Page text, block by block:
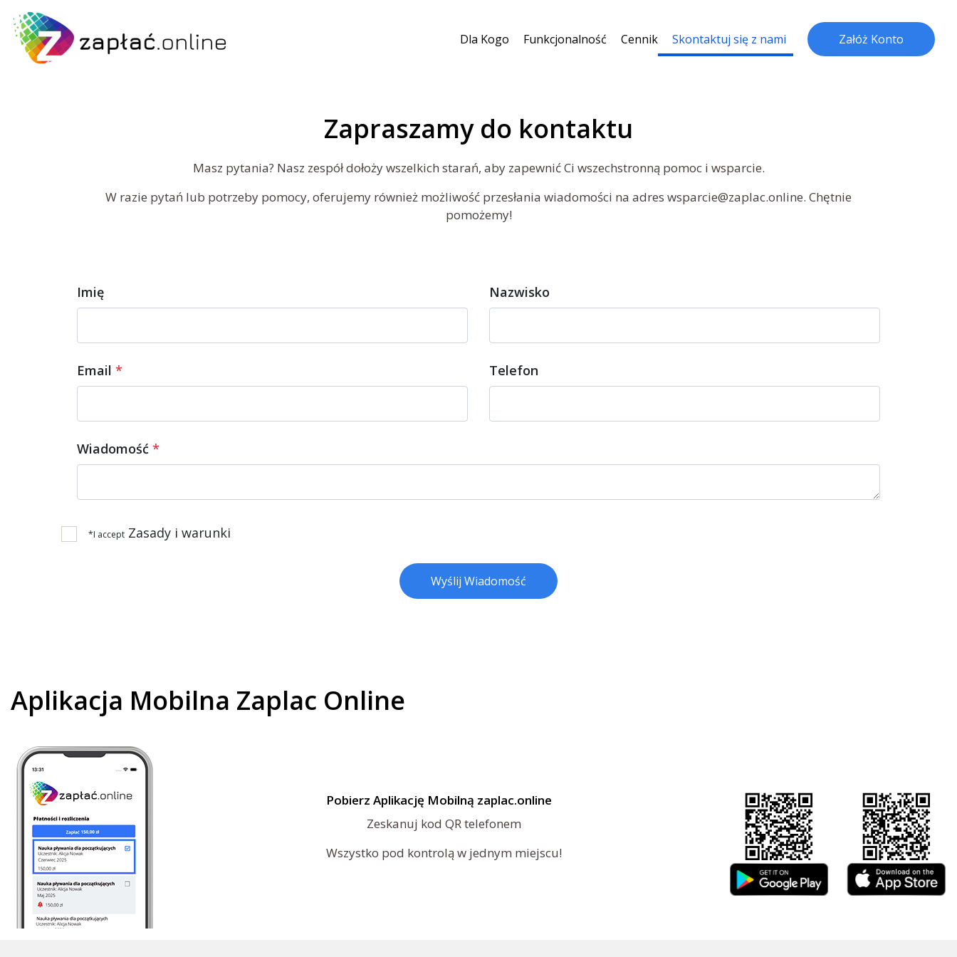
Dla Kogo Funkcjonalność Cennik Skontaktuj się z nami Załóż Konto
Zapraszamy do kontaktu
Masz pytania? Nasz zespół dołoży wszelkich starań, aby zapewnić Ci wszechstronną pomoc i wsparcie.
W razie pytań lub potrzeby pomocy, oferujemy również możliwość przesłania wiadomości na adres wsparcie@zaplac.online. Chętnie
pomożemy!
Imię Nazwisko
Email * Telefon
Wiadomość *
*I acceptZasady i warunki
Wyślij Wiadomość
Aplikacja Mobilna Zaplac Online
Pobierz Aplikację Mobilną zaplac.online
Zeskanuj kod QR telefonem
Wszystko pod kontrolą w jednym miejscu!